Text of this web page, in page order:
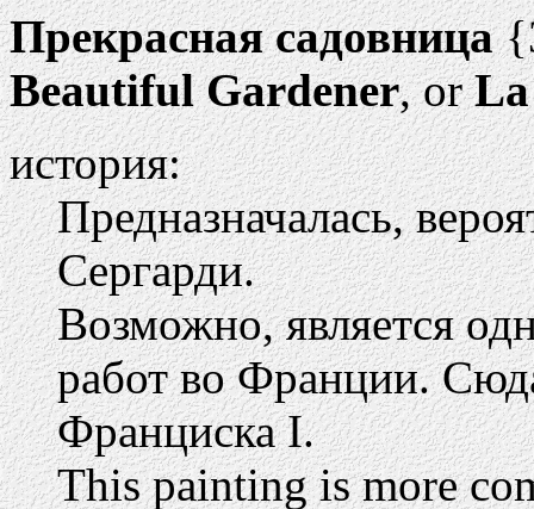
Прекрасная садовница
Beautiful Gardener, or
история:
Предназначалась,
Сергарди.
Возможно, является
работ во Франции.
Франциска I.
This painting is more